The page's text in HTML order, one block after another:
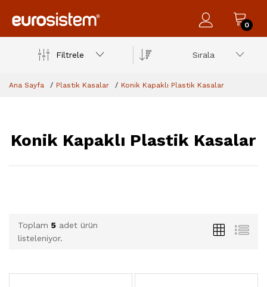
0
Filtrele Sırala
Ana Sayfa Plastik Kasalar Konik Kapaklı Plastik Kasalar
Konik Kapaklı Plastik Kasalar
Toplam 5 adet ürün
listeleniyor.